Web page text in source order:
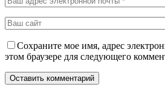
Сохраните мое имя, адрес
этом браузере для следующего